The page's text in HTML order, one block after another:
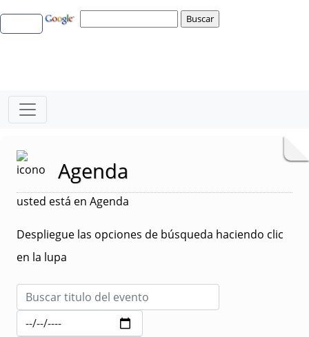
Agenda
usted está en Agenda
Despliegue las opciones de búsqueda haciendo clic
en la lupa